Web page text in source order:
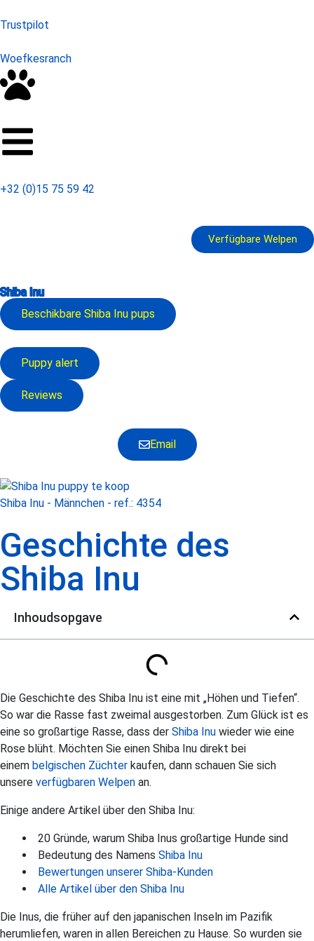
Trustpilot
Woefkesranch
+32 (0)15 75 59 42
Verfügbare Welpen
Shiba Inu
Beschikbare Shiba Inu pups
Puppy alert
Reviews
Email
Shiba Inu - Männchen - ref.: 4354
Geschichte des
Shiba Inu
Inhoudsopgave
Die Geschichte des Shiba Inu ist eine mit „Höhen und Tiefen“.
So war die Rasse fast zweimal ausgestorben. Zum Glück ist es
eine so großartige Rasse, dass der Shiba Inu wieder wie eine
Rose blüht. Möchten Sie einen Shiba Inu direkt bei
einem belgischen Züchter kaufen, dann schauen Sie sich
unsere verfügbaren Welpen an.
Einige andere Artikel über den Shiba Inu:
20 Gründe, warum Shiba Inus großartige Hunde sind
Bedeutung des Namens Shiba Inu
Bewertungen unserer Shiba-Kunden
Alle Artikel über den Shiba Inu
Die Inus, die früher auf den japanischen Inseln im Pazifik
herumliefen, waren in allen Bereichen zu Hause. So wurden sie